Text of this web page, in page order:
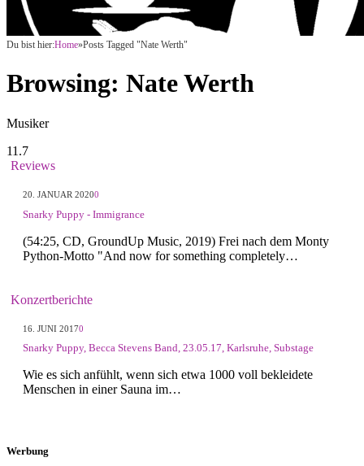
Du bist hier:Home»Posts Tagged "Nate Werth"
Browsing: Nate Werth
Musiker
11.7
Reviews
20. JANUAR 20200
Snarky Puppy - Immigrance
(54:25, CD, GroundUp Music, 2019) Frei nach dem Monty
Python-Motto "And now for something completely…
Konzertberichte
16. JUNI 20170
Snarky Puppy, Becca Stevens Band, 23.05.17, Karlsruhe, Substage
Wie es sich anfühlt, wenn sich etwa 1000 voll bekleidete
Menschen in einer Sauna im…
Werbung